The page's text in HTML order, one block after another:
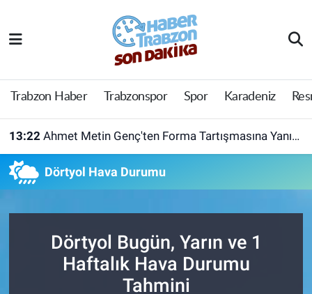
Trabzon Haber Trabzonspor Spor Karadeniz
13:22 Ahmet Metin Genç'ten Forma Tartışmasına Yanıt! Belediyeden Açıklama Geldi
Dörtyol Hava Durumu
Dörtyol Bugün, Yarın ve 1
Haftalık Hava Durumu
Tahmini
Trabzon Haber
Trabzonspor
Perde Arkası
Trabzon Nöbetçi Eczaneler
Trabzon Hava Durumu
Tüm Manşetler
Son Dakika Haberleri